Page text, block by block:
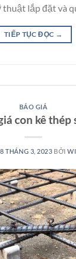
lắp đặt và
TIẾP TỤC ĐỌC →
BÁO GIÁ
con kê thép
THÁNG 3, 2023 BỞI